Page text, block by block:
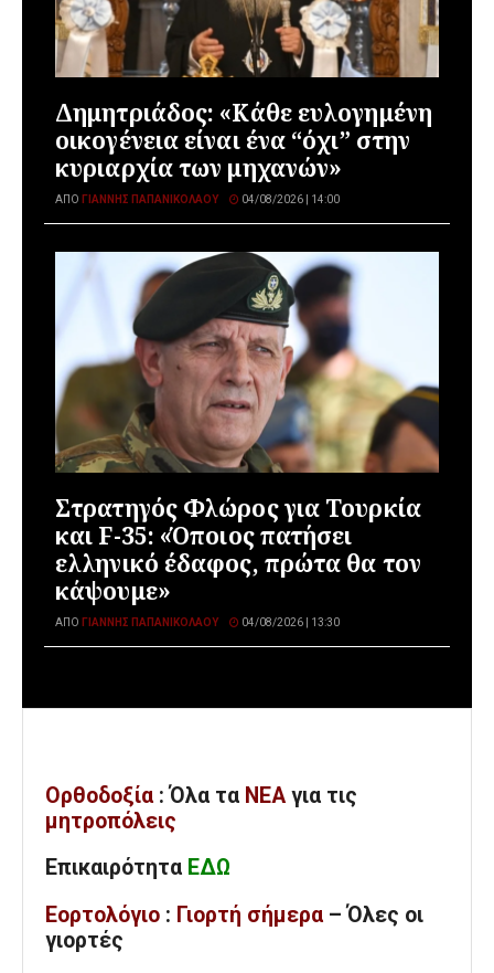
Δημητριάδος: «Κάθε ευλογημένη
οικογένεια είναι ένα “όχι” στην
κυριαρχία των μηχανών»
ΑΠΌ ΓΙΆΝΝΗΣ ΠΑΠΑΝΙΚΟΛΆΟΥ 04/08/2026 | 14:00
Στρατηγός Φλώρος για Τουρκία
και F-35: «Όποιος πατήσει
ελληνικό έδαφος, πρώτα θα τον
κάψουμε»
ΑΠΌ ΓΙΆΝΝΗΣ ΠΑΠΑΝΙΚΟΛΆΟΥ 04/08/2026 | 13:30
Ορθοδοξία : Όλα τα ΝΕΑ για τις
μητροπόλεις
Επικαιρότητα ΕΔΩ
Εορτολόγιο : Γιορτή σήμερα – Όλες οι
γιορτές